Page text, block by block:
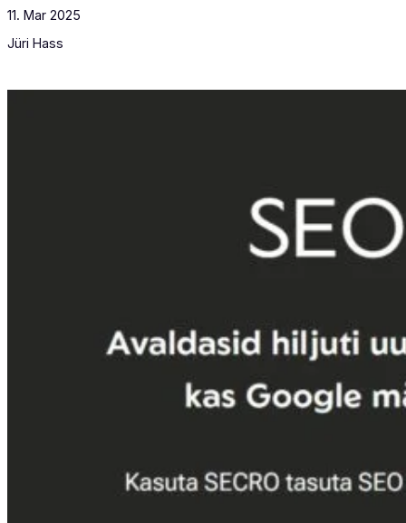
11. Mar 2025
Jüri Hass